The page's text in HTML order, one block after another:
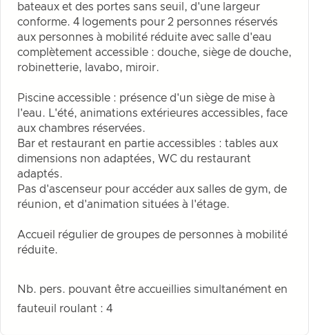
bateaux et des portes sans seuil, d'une largeur
conforme. 4 logements pour 2 personnes réservés
aux personnes à mobilité réduite avec salle d'eau
complètement accessible : douche, siège de douche,
robinetterie, lavabo, miroir.
Piscine accessible : présence d'un siège de mise à
l'eau. L'été, animations extérieures accessibles, face
aux chambres réservées.
Bar et restaurant en partie accessibles : tables aux
dimensions non adaptées, WC du restaurant
adaptés.
Pas d'ascenseur pour accéder aux salles de gym, de
réunion, et d'animation situées à l'étage.
Accueil régulier de groupes de personnes à mobilité
réduite.
Nb. pers. pouvant être accueillies simultanément en
fauteuil roulant : 4